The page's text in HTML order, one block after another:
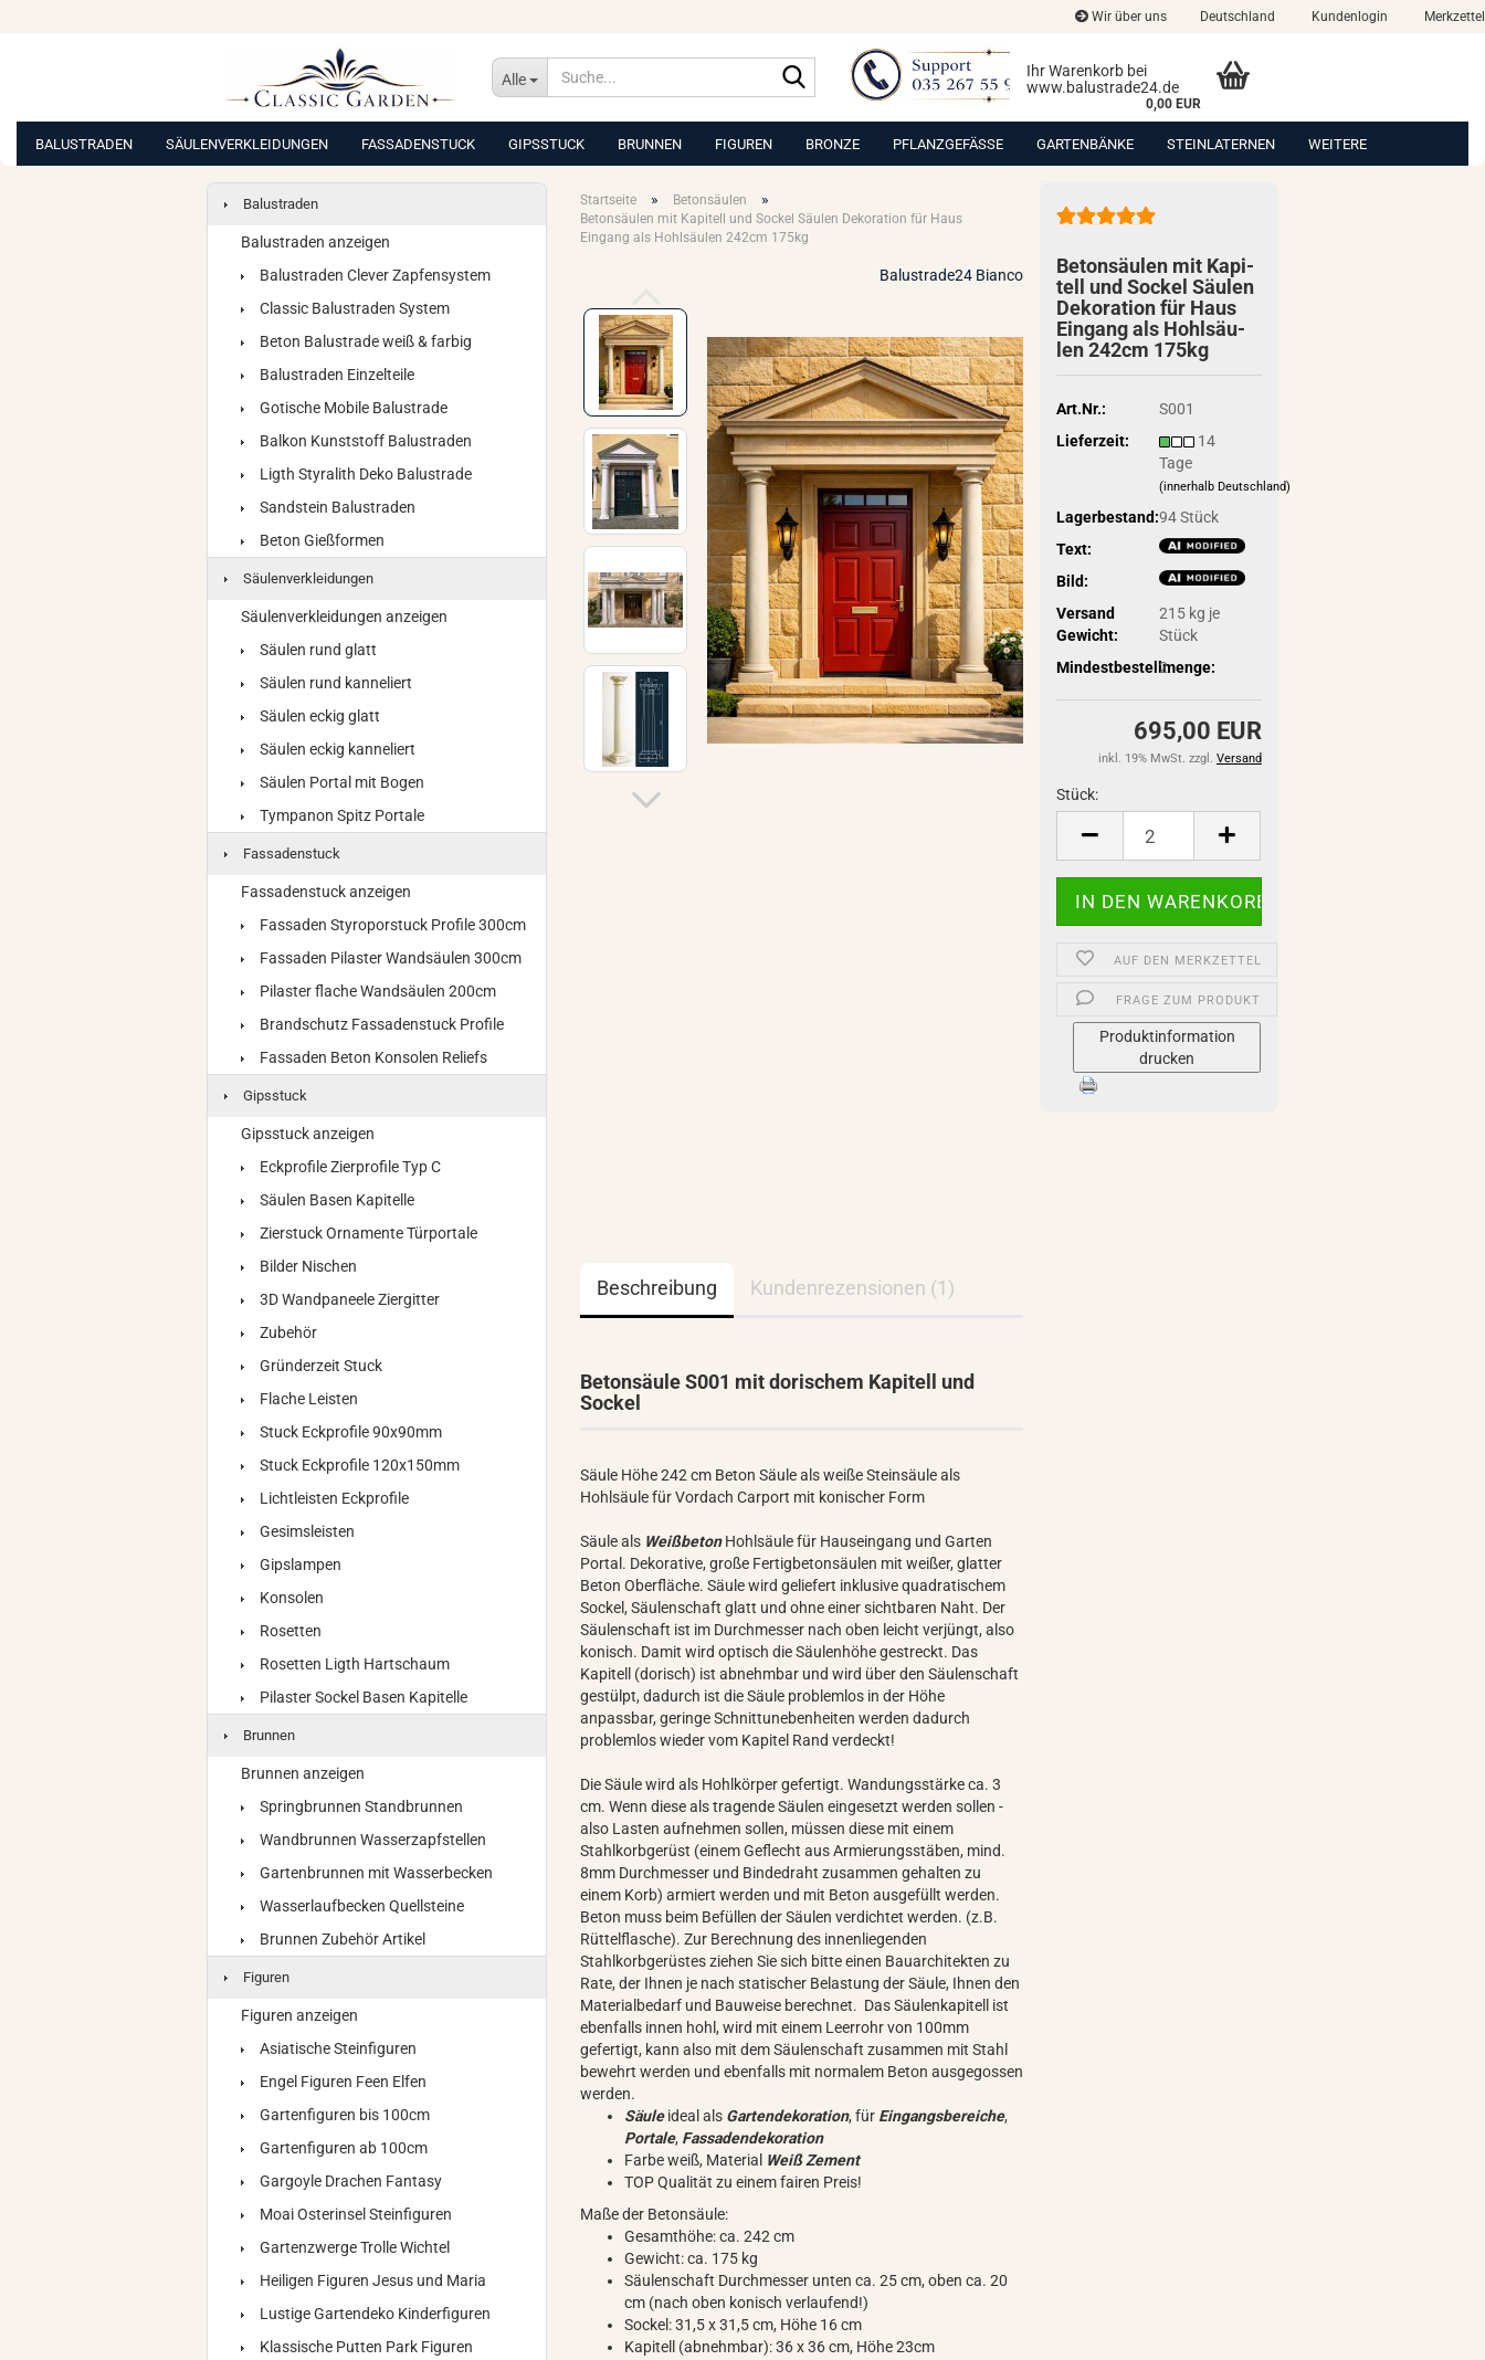
Wir über uns Deutschland Kundenlogin Merkzettel
Alle
Suche...
Ihr Warenkorb bei
www.balustrade24.de
0,00 EUR
BALUSTRADEN SÄULENVERKLEIDUNGEN FASSADENSTUCK GIPSSTUCK BRUNNEN FIGUREN BRONZE PFLANZGEFÄSSE GARTENBÄNKE STEINLATERNEN WEITERE
Startseite » Betonsäulen »
Betonsäulen mit Kapitell und Sockel Säulen Dekoration für Haus
Eingang als Hohlsäulen 242cm 175kg
Balustrade24 Bianco
Be­ton­säu­len mit Ka­pi­
tell und So­ckel Säu­len
De­ko­ra­ti­on für Haus
Ein­gang als Hohl­säu­
len 242cm 175kg
Art.Nr.:
S001
Lieferzeit:
14
Tage
(innerhalb Deutschland)
Lagerbestand:94Stück
Text:
Bild:
Versand
Gewicht:
215kg je
Stück
Mindestbestellmenge:
2
695,00 EUR
inkl. 19% MwSt. zzgl. Versand
Stück:
Stück
AUF DEN MERKZETTEL
FRAGE ZUM PRODUKT
Produktinformation
drucken
Beschreibung Kundenrezensionen (1)
Betonsäule S001 mit dorischem Kapitell und
Sockel
Säule Höhe 242 cm Beton Säule als weiße Steinsäule als
Hohlsäule für Vordach Carport mit konischer Form
Säule als WeißbetonHohlsäule für Hauseingang und Garten
Portal. Dekorative, große Fertigbetonsäulen mit weißer, glatter
Beton Oberfläche. Säule wird geliefert inklusive quadratischem
Sockel, Säulenschaft glatt und ohne einer sichtbaren Naht. Der
Säulenschaft ist im Durchmesser nach oben leicht verjüngt, also
konisch. Damit wird optisch die Säulenhöhe gestreckt. Das
Kapitell (dorisch) ist abnehmbar und wird über den Säulenschaft
gestülpt, dadurch ist die Säule problemlos in der Höhe
anpassbar, geringe Schnittunebenheiten werden dadurch
problemlos wieder vom Kapitel Rand verdeckt!
Die Säule wird als Hohlkörper gefertigt. Wandungsstärke ca. 3
cm. Wenn diese als tragende Säulen eingesetzt werden sollen -
also Lasten aufnehmen sollen, müssen diese mit einem
Stahlkorbgerüst (einem Geflecht aus Armierungsstäben, mind.
8mm Durchmesser und Bindedraht zusammen gehalten zu
einem Korb) armiert werden und mit Beton ausgefüllt werden.
Beton muss beim Befüllen der Säulen verdichtet werden. (z.B.
Rüttelflasche). Zur Berechnung des innenliegenden
Stahlkorbgerüstes ziehen Sie sich bitte einen Bauarchitekten zu
Rate, der Ihnen je nach statischer Belastung der Säule, Ihnen den
Materialbedarf und Bauweise berechnet. Das Säulenkapitell ist
ebenfalls innen hohl, wird mit einem Leerrohr von 100mm
gefertigt, kann also mit dem Säulenschaft zusammen mit Stahl
bewehrt werden und ebenfalls mit normalem Beton ausgegossen
werden.
Säuleideal als Gartendekoration, für Eingangsbereiche,
Portale, Fassadendekoration
Farbe weiß, Material Weiß Zement
TOP Qualität zu einem fairen Preis!
Maße der Betonsäule:
Gesamthöhe: ca. 242 cm
Gewicht: ca. 175 kg
Säulenschaft Durchmesser unten ca. 25 cm, oben ca. 20
cm (nach oben konisch verlaufend!)
Sockel: 31,5 x 31,5 cm, Höhe 16 cm
Kapitell (abnehmbar): 36 x 36 cm, Höhe 23cm
Balustraden
Balustraden anzeigen
Balustraden Clever Zapfensystem
Classic Balustraden System
Beton Balustrade weiß & farbig
Balustraden Einzelteile
Gotische Mobile Balustrade
Balkon Kunststoff Balustraden
Ligth Styralith Deko Balustrade
Sandstein Balustraden
Beton Gießformen
Säulenverkleidungen
Säulenverkleidungen anzeigen
Säulen rund glatt
Säulen rund kanneliert
Säulen eckig glatt
Säulen eckig kanneliert
Säulen Portal mit Bogen
Tympanon Spitz Portale
Fassadenstuck
Fassadenstuck anzeigen
Fassaden Styroporstuck Profile 300cm
Fassaden Pilaster Wandsäulen 300cm
Pilaster flache Wandsäulen 200cm
Brandschutz Fassadenstuck Profile
Fassaden Beton Konsolen Reliefs
Gipsstuck
Gipsstuck anzeigen
Eckprofile Zierprofile Typ C
Säulen Basen Kapitelle
Zierstuck Ornamente Türportale
Bilder Nischen
3D Wandpaneele Ziergitter
Zubehör
Gründerzeit Stuck
Flache Leisten
Stuck Eckprofile 90x90mm
Stuck Eckprofile 120x150mm
Lichtleisten Eckprofile
Gesimsleisten
Gipslampen
Konsolen
Rosetten
Rosetten Ligth Hartschaum
Pilaster Sockel Basen Kapitelle
Brunnen
Brunnen anzeigen
Springbrunnen Standbrunnen
Wandbrunnen Wasserzapfstellen
Gartenbrunnen mit Wasserbecken
Wasserlaufbecken Quellsteine
Brunnen Zubehör Artikel
Figuren
Figuren anzeigen
Asiatische Steinfiguren
Engel Figuren Feen Elfen
Gartenfiguren bis 100cm
Gartenfiguren ab 100cm
Gargoyle Drachen Fantasy
Moai Osterinsel Steinfiguren
Gartenzwerge Trolle Wichtel
Heiligen Figuren Jesus und Maria
Lustige Gartendeko Kinderfiguren
Klassische Putten Park Figuren